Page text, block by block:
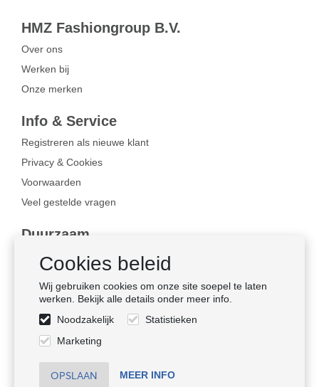
Cookies beleid
Wij gebruiken cookies om onze site soepel te laten
werken. Bekijk alle details onder meer info.
Noodzakelijk
Statistieken
Marketing
MEER INFO
HMZ Fashiongroup B.V.
Over ons
Werken bij
Onze merken
Info & Service
Registreren als nieuwe klant
Privacy & Cookies
Voorwaarden
Veel gestelde vragen
Duurzaam
Bewust ondernemen
Sociale naleving
Volg ons